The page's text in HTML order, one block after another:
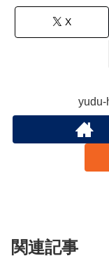
X
yudu-
関連記事